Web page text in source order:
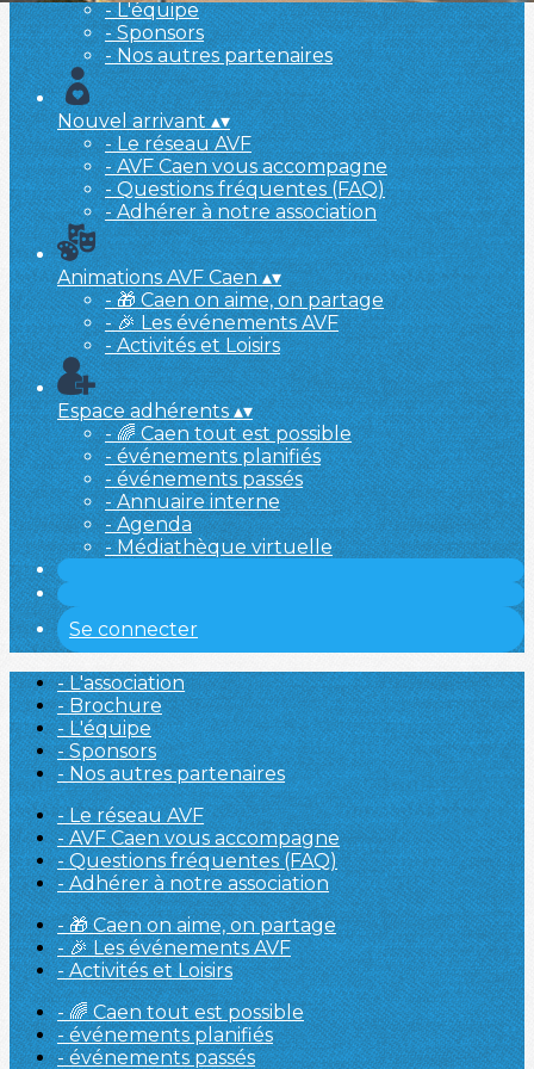
- L'équipe
- Sponsors
- Nos autres partenaires
Nouvel arrivant▴▾
- Le réseau AVF
- AVF Caen vous accompagne
- Questions fréquentes (FAQ)
- Adhérer à notre association
Animations AVF Caen▴▾
- 🎁 Caen on aime, on partage
- 🎉 Les événements AVF
- Activités et Loisirs
Espace adhérents▴▾
- 🌈 Caen tout est possible
- événements planifiés
- événements passés
- Annuaire interne
- Agenda
- Médiathèque virtuelle
Se connecter
- L'association
- Brochure
- L'équipe
- Sponsors
- Nos autres partenaires
- Le réseau AVF
- AVF Caen vous accompagne
- Questions fréquentes (FAQ)
- Adhérer à notre association
- 🎁 Caen on aime, on partage
- 🎉 Les événements AVF
- Activités et Loisirs
- 🌈 Caen tout est possible
- événements planifiés
- événements passés